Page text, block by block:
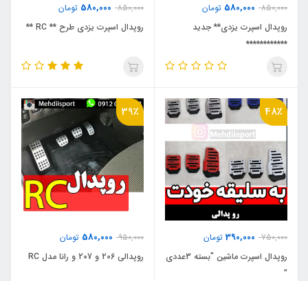
850,000
580,000 تومان
روپدال اسپرت یزدی** جدید
************
850,000
580,000 تومان
روپدال اسپرت یزدی طرح ** RC **
48٪
750,000
390,000 تومان
روپدال اسپرت ماشین "بسته 3عددی
"
39٪
950,000
580,000 تومان
روپدالی 206 و 207 و رانا مدل RC